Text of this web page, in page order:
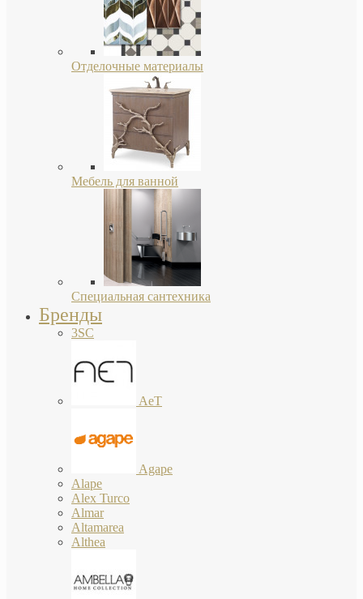
Отделочные материалы
Мебель для ванной
Специальная сантехника
Бренды
3SC
AeT
Agape
Alape
Alex Turco
Almar
Altamarea
Althea